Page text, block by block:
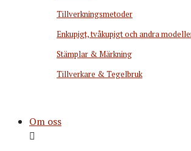
Tillverkningsmetoder
Enkupigt, tvåkupigt och andra
Stämplar & Märkning
Tillverkare & Tegelbruk
Om oss